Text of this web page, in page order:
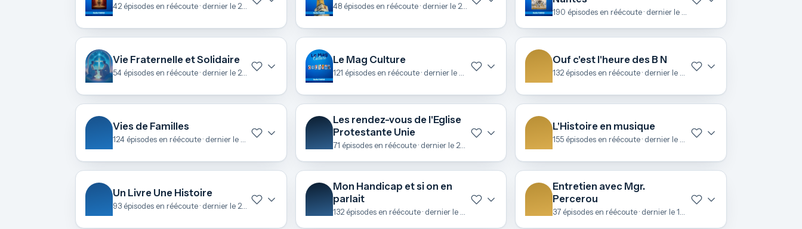
48 épisodes en réécoute · dernier le 26 juin
190 épisodes en réécoute · dernier le 25 juin
Vie Fraternelle et Solidaire Le Mag Culture Ouf c'est l'heure des B N
Vies de Familles
Les rendez-vous de l'Eglise
Protestante Unie
71 épisodes en réécoute · dernier le 22 juin
L'Histoire en musique
Un Livre Une Histoire
Mon Handicap et si on en
parlait
132 épisodes en réécoute · dernier le 22 juin
Entretien avec Mgr.
Percerou
37 épisodes en réécoute · dernier le 19 juin